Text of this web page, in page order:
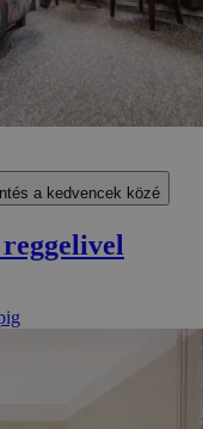
a kedvencek közé